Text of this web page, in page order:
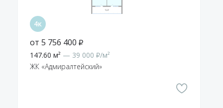
от 5 756 400 ₽
147.60 м² — 39 000 ₽/м²
ЖК «Адмиралтейский»